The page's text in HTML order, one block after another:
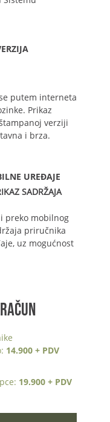
putem interneta
Prikaz
verziji
i brza.
UREĐAJE
SADRŽAJA
preko mobilnog
priručnika
uz mogućnost
14.900 + PDV
19.900 + PDV